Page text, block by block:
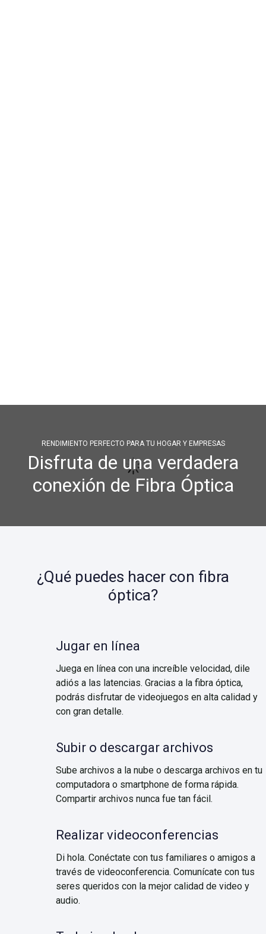
RENDIMIENTO PERFECTO PARA TU HOGAR Y EMPRESAS
Disfruta de una verdadera
conexión de Fibra Óptica
¿Qué puedes hacer con fibra
óptica?
Jugar en línea
Juega en línea con una increíble velocidad, dile
adiós a las latencias. Gracias a la fibra óptica,
podrás disfrutar de videojuegos en alta calidad y
con gran detalle.
Subir o descargar archivos
Sube archivos a la nube o descarga archivos en tu
computadora o smartphone de forma rápida.
Compartir archivos nunca fue tan fácil.
Realizar videoconferencias
Di hola. Conéctate con tus familiares o amigos a
través de videoconferencia. Comunícate con tus
seres queridos con la mejor calidad de video y
audio.